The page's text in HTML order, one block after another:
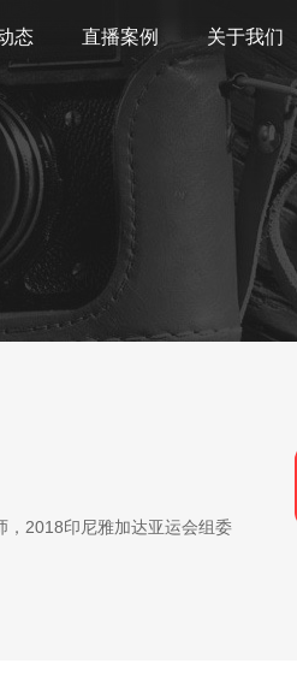
态 直播案例 关于我们
，2018印尼雅加达亚运会组委